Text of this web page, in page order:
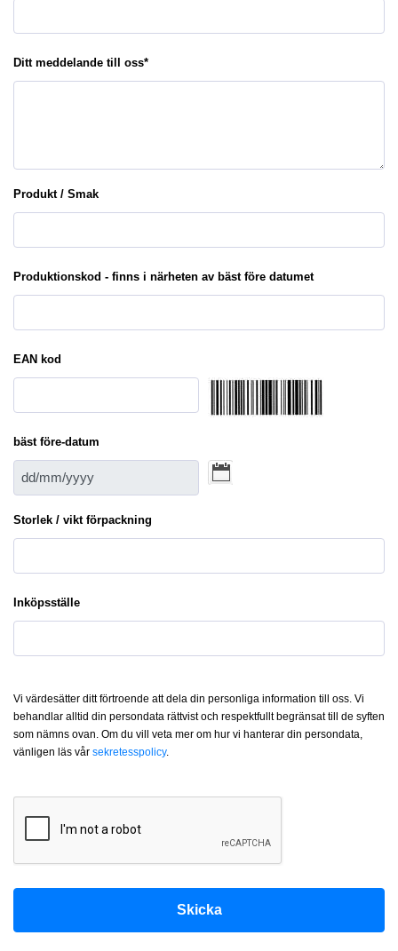
Ditt meddelande till oss*
Produkt / Smak
Produktionskod - finns i närheten av bäst före datumet
EAN kod
bäst före-datum
Storlek / vikt förpackning
Inköpsställe
Vi värdesätter ditt förtroende att dela din personliga information till oss. Vi
behandlar alltid din persondata rättvist och respektfullt begränsat till de syften
som nämns ovan. Om du vill veta mer om hur vi hanterar din persondata,
vänligen läs vår sekretesspolicy.
Skicka